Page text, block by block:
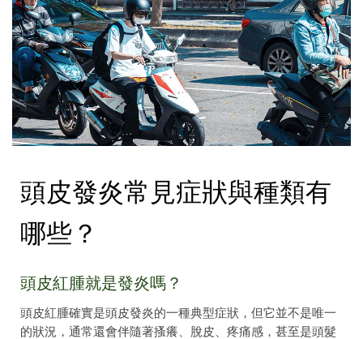
頭皮發炎常見症狀與種類有
哪些？
頭皮紅腫就是發炎嗎？
頭皮紅腫確實是頭皮發炎的一種典型症狀，但它並不是唯一
的狀況，通常還會伴隨著搔癢、脫皮、疼痛感，甚至是頭髮